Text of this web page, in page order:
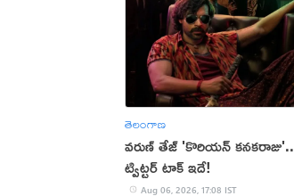
తెలంగాణ
వరుణ్ తేజ్ 'కొరియన్ కనకరాజు'..
ట్విట్టర్ టాక్ ఇదే!
Aug 06, 2026, 17:08 IST